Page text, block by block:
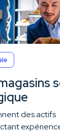
des actifs